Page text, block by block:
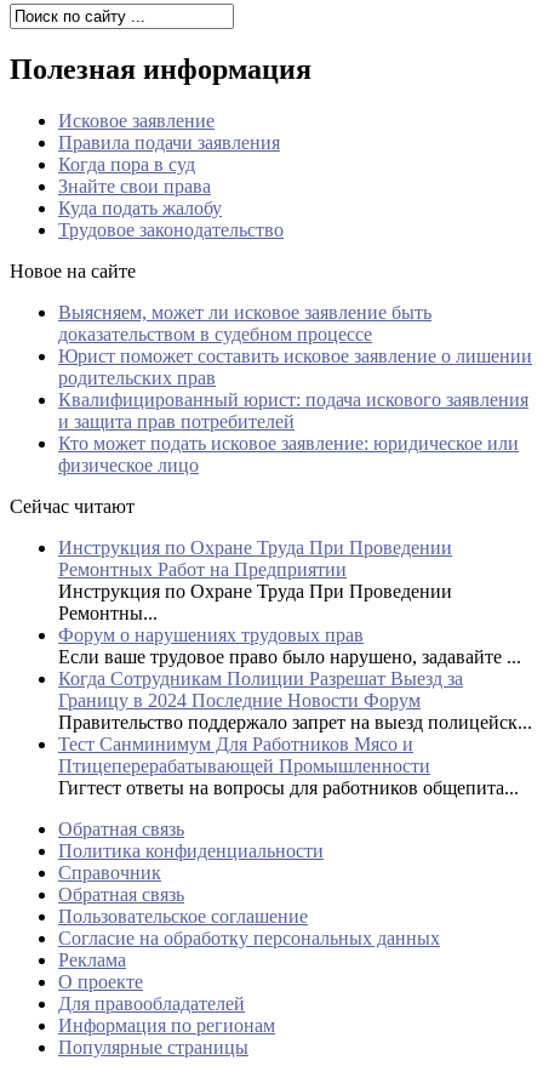
Полезная информация
Исковое заявление
Правила подачи заявления
Когда пора в суд
Знайте свои права
Куда подать жалобу
Трудовое законодательство
Новое на сайте
Выясняем, может ли исковое заявление быть
доказательством в судебном процессе
Юрист поможет составить исковое заявление о лишении
родительских прав
Квалифицированный юрист: подача искового заявления
и защита прав потребителей
Кто может подать исковое заявление: юридическое или
физическое лицо
Сейчас читают
Инструкция по Охране Труда При Проведении
Ремонтных Работ на Предприятии
Инструкция по Охране Труда При Проведении
Ремонтны...
Форум о нарушениях трудовых прав
Если ваше трудовое право было нарушено, задавайте ...
Когда Сотрудникам Полиции Разрешат Выезд за
Границу в 2024 Последние Новости Форум
Правительство поддержало запрет на выезд полицейск...
Тест Санминимум Для Работников Мясо и
Птицеперерабатывающей Промышленности
Гигтест ответы на вопросы для работников общепита...
Обратная связь
Политика конфиденциальности
Справочник
Обратная связь
Пользовательское соглашение
Согласие на обработку персональных данных
Реклама
О проекте
Для правообладателей
Информация по регионам
Популярные страницы